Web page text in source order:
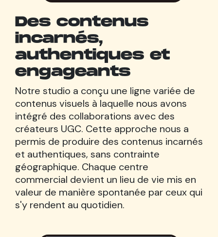
Des contenus
incarnés,
authentiques et
engageants
Notre studio a conçu une ligne variée de
contenus visuels à laquelle nous avons
intégré des collaborations avec des
créateurs UGC. Cette approche nous a
permis de produire des contenus incarnés
et authentiques, sans contrainte
géographique. Chaque centre
commercial devient un lieu de vie mis en
valeur de manière spontanée par ceux qui
s'y rendent au quotidien.